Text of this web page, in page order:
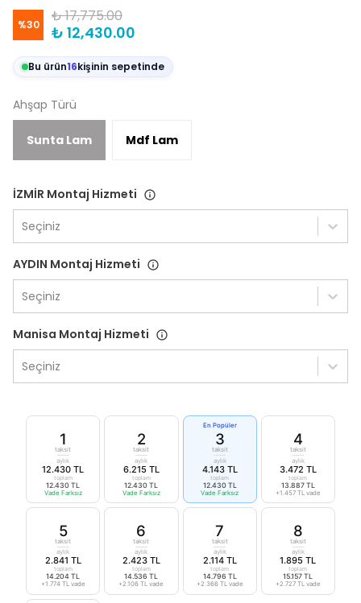
%30 ₺ 17,775.00
₺ 12,430.00
Bu ürün16kişinin sepetinde
Ahşap Türü
Sunta Lam Mdf Lam
İZMİR Montaj Hizmeti
Seçiniz
AYDIN Montaj Hizmeti
Seçiniz
Manisa Montaj Hizmeti
Seçiniz
1
taksit
aylık
12.430 TL
toplam
12.430 TL
Vade Farksız
2
taksit
aylık
6.215 TL
toplam
12.430 TL
Vade Farksız
En Popüler
3
taksit
aylık
4.143 TL
toplam
12.430 TL
Vade Farksız
4
taksit
aylık
3.472 TL
toplam
13.887 TL
+1.457 TL vade
5
taksit
aylık
2.841 TL
toplam
14.204 TL
+1.774 TL vade
6
taksit
aylık
2.423 TL
toplam
14.536 TL
+2.106 TL vade
7
taksit
aylık
2.114 TL
toplam
14.796 TL
+2.366 TL vade
8
taksit
aylık
1.895 TL
toplam
15.157 TL
+2.727 TL vade